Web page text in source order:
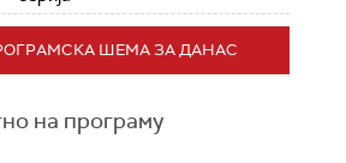
ШЕМА ЗА ДАНАС
на програму